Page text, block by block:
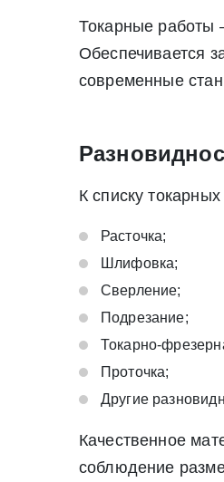
Токарные работы
Обеспечивается
современные
К списку
Расточка;
Шлифовка;
Сверление;
Подрезание;
Токарно-
Проточка;
Другие
Качественное
соблюдение